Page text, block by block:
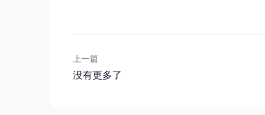
上一篇
没有更多了